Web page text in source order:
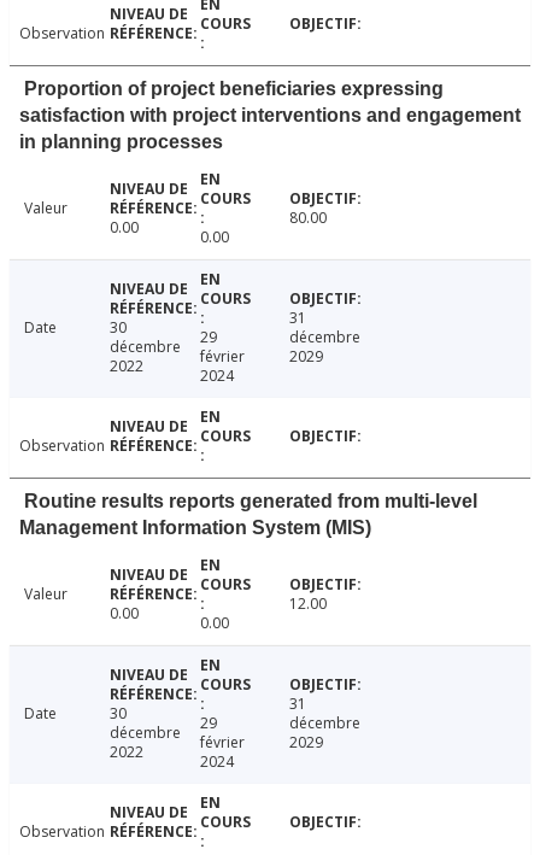
Observation
Proportion of project beneficiaries expressing
satisfaction with project interventions and engagement
in planning processes
Valeur
0.00
0.00
80.00
Date
30
décembre
2022
29
février
2024
31
décembre
2029
Observation
Routine results reports generated from multi-level
Management Information System (MIS)
Valeur
0.00
0.00
12.00
Date
30
décembre
2022
29
février
2024
31
décembre
2029
Observation